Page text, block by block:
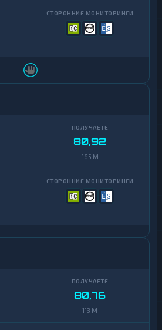
80,92
165 M
80,76
113 M